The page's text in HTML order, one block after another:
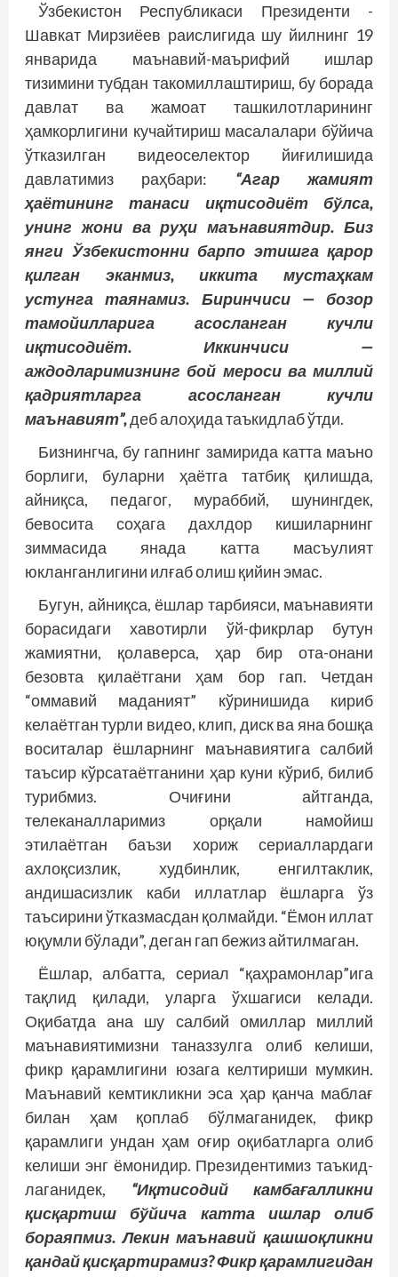
Ўзбекистон Рес­публикаси Президенти ­
Шавкат Мирзиёев раислигида шу йилнинг 19
январида маънавий-маърифий ишлар
тизимини тубдан такомиллаштириш, бу борада
давлат ва жамоат ташкилотларининг
ҳамкорлигини кучайтириш масалалари бўйича
ўтказилган видеоселектор йиғилишида
давлатимиз раҳбари: “Агар жамият
ҳаётининг танаси иқтисодиёт бўлса,
унинг жони ва руҳи маънавиятдир. Биз
янги Ўзбекистонни барпо этишга қарор
қилган эканмиз, иккита мустаҳкам
устунга таянамиз. Биринчиси — бозор
тамойилларига асосланган кучли
иқтисодиёт. Иккинчиси —
аждодларимизнинг бой мероси ва миллий
қадриятларга асосланган кучли
маънавият”,деб алоҳида таъкид­лаб ўтди.
Бизнингча, бу гапнинг замирида катта маъно
борлиги, буларни ҳаётга татбиқ қилишда,
айниқса, педагог, мураббий, шу­нингдек,
бевосита соҳага дахлдор кишиларнинг
зиммасида янада катта масъулият
юкланганлигини илғаб олиш қийин эмас.
Бугун, айниқса, ёшлар тар­бияси, маънавияти
борасидаги хавотирли ўй-фикрлар бутун
жамиятни, қолаверса, ҳар бир ота-­онани
безовта қилаётгани ҳам бор гап. Четдан
“оммавий маданият” кўринишида кириб
келаётган турли видео, клип, диск ва яна бошқа
воситалар ёшларнинг маънавиятига салбий
таъсир кўрсатаётганини ҳар куни кўриб, билиб
турибмиз. Очиғини айтганда,
телеканалларимиз орқали намойиш
этилаётган баъзи хориж сериаллардаги
ахлоқсизлик, худбинлик, енгилтаклик,
андишасизлик каби иллатлар ёшларга ўз
таъсирини ўтказмасдан қолмайди. “Ёмон иллат
юқумли бўлади”, деган гап бежиз айтилмаган.
Ёшлар, албатта, сериал “қаҳрамонлар”ига
тақлид қилади, уларга ўхшагиси келади.
Оқибатда ана шу салбий омиллар миллий
маънавиятимизни таназзулга олиб келиши,
фикр қарамлигини юзага келтириши мумкин.
Маънавий кемтикликни эса ҳар қанча маблағ
билан ҳам қоплаб бўлмаганидек, фикр
қарамлиги ундан ҳам оғир оқибатларга олиб
келиши энг ёмонидир. Президентимиз таъкид­
лаганидек, “Иқтисодий камбағалликни
қисқартиш бўйича катта ишлар олиб
бора­япмиз. Лекин маънавий қашшоқликни
қандай қисқартирамиз? Фикр қарамлигидан